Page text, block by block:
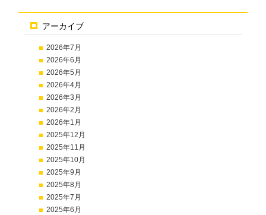
アーカイブ
2026年7月
2026年6月
2026年5月
2026年4月
2026年3月
2026年2月
2026年1月
2025年12月
2025年11月
2025年10月
2025年9月
2025年8月
2025年7月
2025年6月